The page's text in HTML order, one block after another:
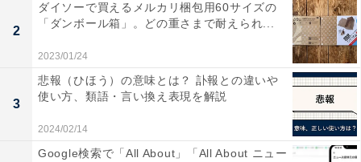
就職先したい企業を男女別／文理別でそれぞれ集計した
ところ、すべての属性で1位は「地方公務員」、2位は
「国家公務員」となりました。
2
ダイソーで買えるメルカリ梱包用60サイズの
「ダンボール箱」。どの重さまで耐えられ...
2023/01/24
3
悲報（ひほう）の意味とは？ 訃報との違いや
使い方、類語・言い換え表現を解説
2024/02/14
Google検索で「All About」「All About ニュー